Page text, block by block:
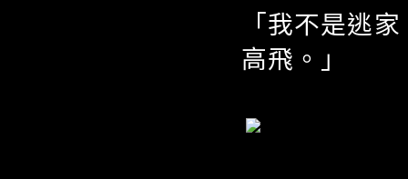
「我不是逃
高飛。」